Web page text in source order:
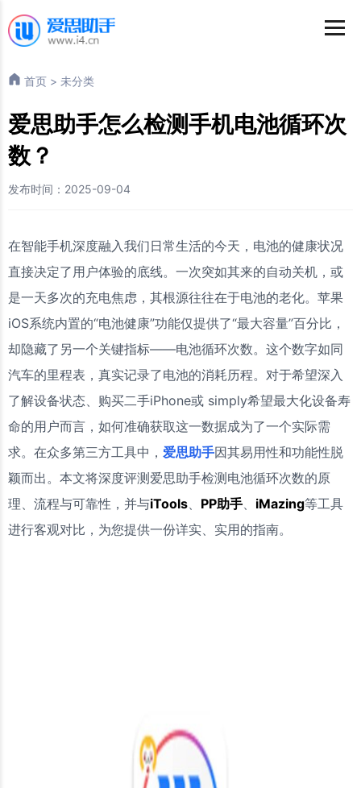
首页 > 未分类
爱思助手怎么检测手机电池循环次
数？
发布时间：2025-09-04
在智能手机深度融入我们日常生活的今天，电池的健康状况
直接决定了用户体验的底线。一次突如其来的自动关机，或
是一天多次的充电焦虑，其根源往往在于电池的老化。苹果
iOS系统内置的“电池健康”功能仅提供了“最大容量”百分比，
却隐藏了另一个关键指标——电池循环次数。这个数字如同
汽车的里程表，真实记录了电池的消耗历程。对于希望深入
了解设备状态、购买二手iPhone或 simply希望最大化设备寿
命的用户而言，如何准确获取这一数据成为了一个实际需
求。在众多第三方工具中， 爱思助手因其易用性和功能性脱
颖而出。本文将深度评测爱思助手检测电池循环次数的原
理、流程与可靠性，并与iTools、 PP助手、 iMazing等工具
进行客观对比，为您提供一份详实、实用的指南。